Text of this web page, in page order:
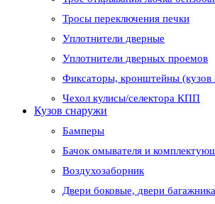
Тросы переключения печки
Уплотнители дверные
Уплотнители дверных проемов
Фиксаторы, кронштейны (кузов
Чехол кулисы/селектора КПП
Кузов снаружи
Бамперы
Бачок омывателя и
Воздухозаборник
Двери боковые, двери багажника